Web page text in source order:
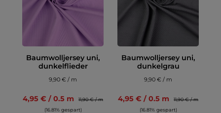
Baumwolljersey uni,
dunkelflieder
9,90 € / m
4,95 € / 0.5 m
11,90 € / m
(16.81% gespart)
Baumwolljersey uni,
dunkelgrau
9,90 € / m
4,95 € / 0.5 m
11,90 € / m
(16.81% gespart)